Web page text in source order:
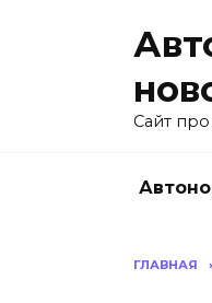
Сайт
ГЛАВНАЯ